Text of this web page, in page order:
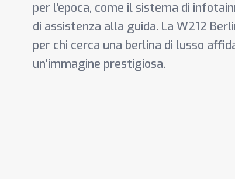
per l'epoca, come il sistema di
di assistenza alla guida. La W212
per chi cerca una berlina di lusso
un'immagine prestigiosa.